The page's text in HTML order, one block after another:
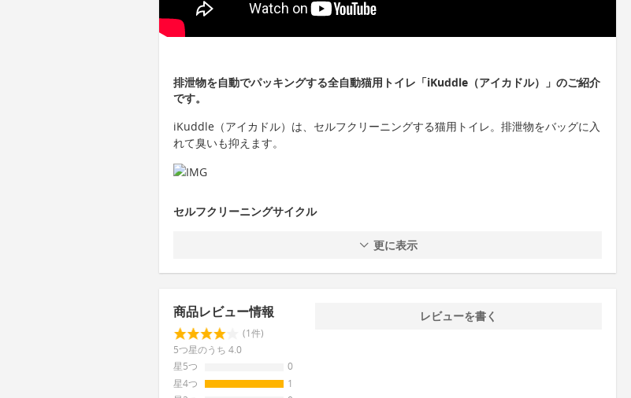
排泄物を自動でパッキングする全自動猫用トイレ「iKuddle（アイカドル）」のご紹介
です。
iKuddle（アイカドル）は、セルフクリーニングする猫用トイレ。排泄物をバッグに入
れて臭いも抑えます。
セルフクリーニングサイクル
更に表示
商品レビュー情報
(1件)
5つ星のうち 4.0
星5つ
0
星4つ
1
レビューを書く